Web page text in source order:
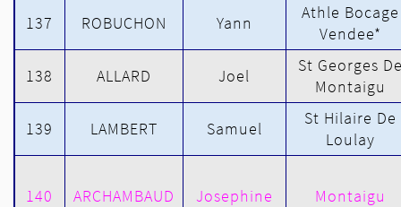
137 ROBUCHON Yann
Athle Bocage
Vendee*
138 ALLARD Joel
St Georges
Montaigu
139 LAMBERT Samuel
St Hilaire De
Loulay
140 ARCHAMBAUD Josephine Montaigu